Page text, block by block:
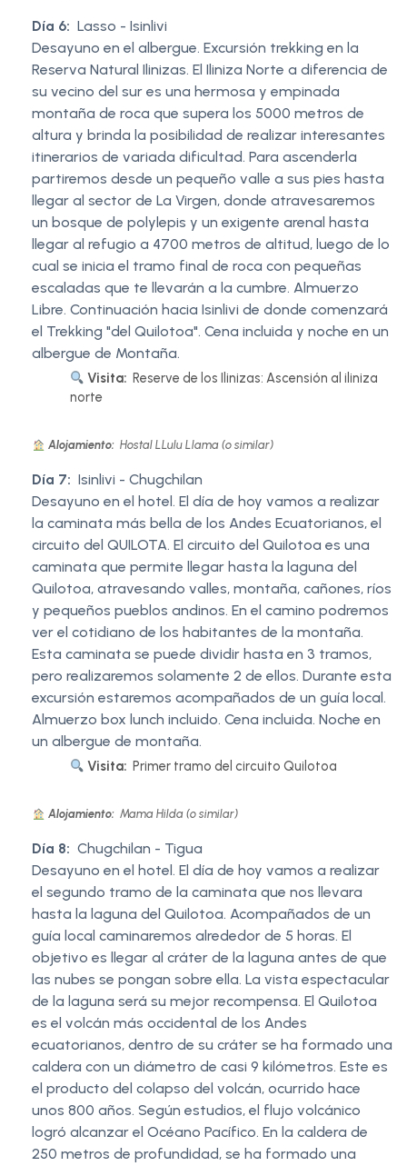
Día 6: Lasso - Isinlivi
Desayuno en el albergue. Excursión trekking en la
Reserva Natural Ilinizas. El Iliniza Norte a diferencia de
su vecino del sur es una hermosa y empinada
montaña de roca que supera los 5000 metros de
altura y brinda la posibilidad de realizar interesantes
itinerarios de variada dificultad. Para ascenderla
partiremos desde un pequeño valle a sus pies hasta
llegar al sector de La Virgen, donde atravesaremos
un bosque de polylepis y un exigente arenal hasta
llegar al refugio a 4700 metros de altitud, luego de lo
cual se inicia el tramo final de roca con pequeñas
escaladas que te llevarán a la cumbre. Almuerzo
Libre. Continuación hacia Isinlivi de donde comenzará
el Trekking "del Quilotoa". Cena incluida y noche en un
albergue de Montaña.
Visita: Reserve de los Ilinizas: Ascensión al iliniza
norte
Alojamiento: Hostal LLulu Llama (o similar)
Día 7: Isinlivi - Chugchilan
Desayuno en el hotel. El día de hoy vamos a realizar
la caminata más bella de los Andes Ecuatorianos, el
circuito del QUILOTA. El circuito del Quilotoa es una
caminata que permite llegar hasta la laguna del
Quilotoa, atravesando valles, montaña, cañones, ríos
y pequeños pueblos andinos. En el camino podremos
ver el cotidiano de los habitantes de la montaña.
Esta caminata se puede dividir hasta en 3 tramos,
pero realizaremos solamente 2 de ellos. Durante esta
excursión estaremos acompañados de un guía local.
Almuerzo box lunch incluido. Cena incluida. Noche en
un albergue de montaña.
Visita: Primer tramo del circuito Quilotoa
Alojamiento: Mama Hilda (o similar)
Día 8: Chugchilan - Tigua
Desayuno en el hotel. El día de hoy vamos a realizar
el segundo tramo de la caminata que nos llevara
hasta la laguna del Quilotoa. Acompañados de un
guía local caminaremos alrededor de 5 horas. El
objetivo es llegar al cráter de la laguna antes de que
las nubes se pongan sobre ella. La vista espectacular
de la laguna será su mejor recompensa. El Quilotoa
es el volcán más occidental de los Andes
ecuatorianos, dentro de su cráter se ha formado una
caldera con un diámetro de casi 9 kilómetros. Este es
el producto del colapso del volcán, ocurrido hace
unos 800 años. Según estudios, el flujo volcánico
logró alcanzar el Océano Pacífico. En la caldera de
250 metros de profundidad, se ha formado una